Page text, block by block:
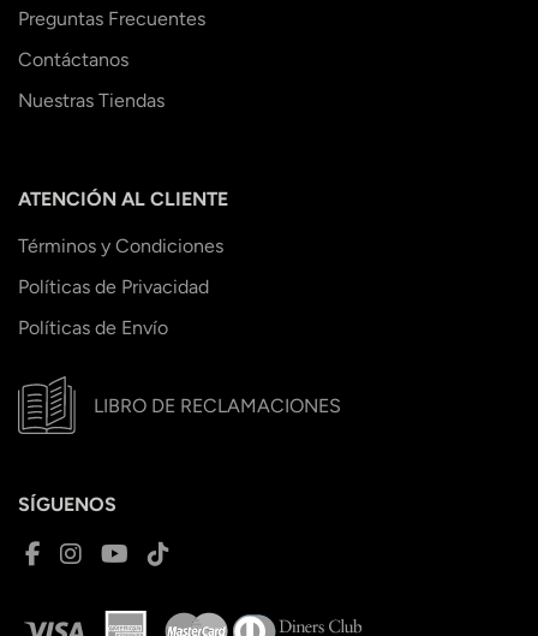
Preguntas Frecuentes
Contáctanos
Nuestras Tiendas
ATENCIÓN AL CLIENTE
Términos y Condiciones
Políticas de Privacidad
Políticas de Envío
LIBRO DE RECLAMACIONES
SÍGUENOS